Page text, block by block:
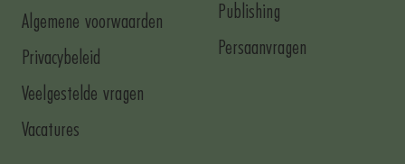
Algemene voorwaarden
Privacybeleid
Veelgestelde vragen
Vacatures
Publishing
Persaanvragen